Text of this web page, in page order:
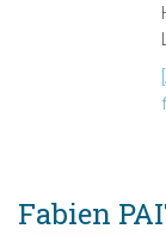
Fabien